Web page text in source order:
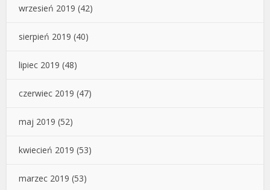
wrzesień 2019 (42)
sierpień 2019 (40)
lipiec 2019 (48)
czerwiec 2019 (47)
maj 2019 (52)
kwiecień 2019 (53)
marzec 2019 (53)